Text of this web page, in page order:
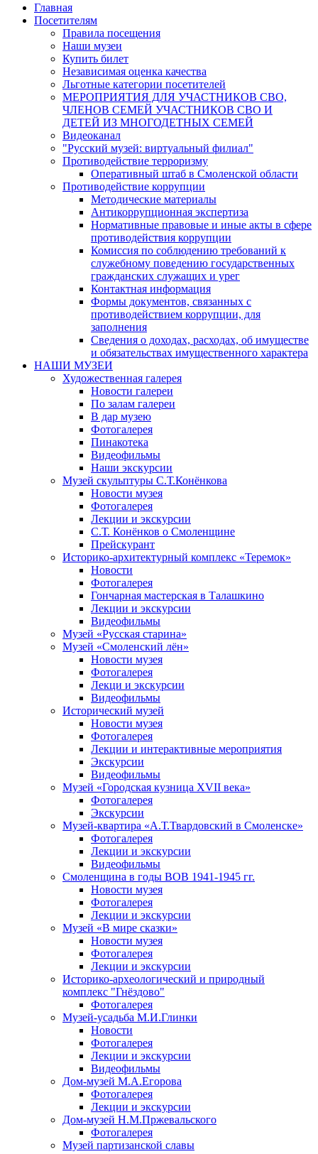
Главная
Посетителям
Правила посещения
Наши музеи
Купить билет
Независимая оценка качества
Льготные категории посетителей
МЕРОПРИЯТИЯ ДЛЯ УЧАСТНИКОВ СВО,
ЧЛЕНОВ СЕМЕЙ УЧАСТНИКОВ СВО И
ДЕТЕЙ ИЗ МНОГОДЕТНЫХ СЕМЕЙ
Видеоканал
"Русский музей: виртуальный филиал"
Противодействие терроризму
Оперативный штаб в Смоленской области
Противодействие коррупции
Методические материалы
Антикоррупционная экспертиза
Нормативные правовые и иные акты в сфере
противодействия коррупции
Комиссия по соблюдению требований к
служебному поведению государственных
гражданских служащих и урег
Контактная информация
Формы документов, связанных с
противодействием коррупции, для
заполнения
Сведения о доходах, расходах, об имуществе
и обязательствах имущественного характера
НАШИ МУЗЕИ
Художественная галерея
Новости галереи
По залам галереи
В дар музею
Фотогалерея
Пинакотека
Видеофильмы
Наши экскурсии
Музей скульптуры С.Т.Конёнкова
Новости музея
Фотогалерея
Лекции и экскурсии
С.Т. Конёнков о Смоленщине
Прейскурант
Историко-архитектурный комплекс «Теремок»
Новости
Фотогалерея
Гончарная мастерская в Талашкино
Лекции и экскурсии
Видеофильмы
Музей «Русская старина»
Музей «Смоленский лён»
Новости музея
Фотогалерея
Лекци и экскурсии
Видеофильмы
Исторический музей
Новости музея
Фотогалерея
Лекции и интерактивные мероприятия
Экскурсии
Видеофильмы
Музей «Городская кузница XVII века»
Фотогалерея
Экскурсии
Музей-квартира «А.Т.Твардовский в Смоленске»
Фотогалерея
Лекции и экскурсии
Видеофильмы
Смоленщина в годы ВОВ 1941-1945 гг.
Новости музея
Фотогалерея
Лекции и экскурсии
Музей «В мире сказки»
Новости музея
Фотогалерея
Лекции и экскурсии
Историко-археологический и природный
комплекс "Гнёздово"
Фотогалерея
Музей-усадьба М.И.Глинки
Новости
Фотогалерея
Лекции и экскурсии
Видеофильмы
Дом-музей М.А.Егорова
Фотогалерея
Лекции и экскурсии
Дом-музей Н.М.Пржевальского
Фотогалерея
Музей партизанской славы